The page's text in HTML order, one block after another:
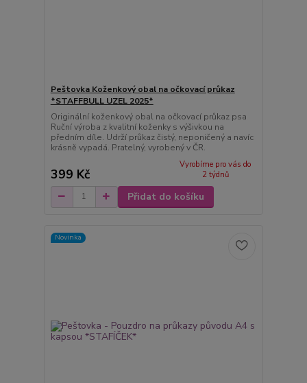
Peštovka Koženkový obal na očkovací průkaz
*STAFFBULL UZEL 2025*
Originální koženkový obal na očkovací průkaz psa
Ruční výroba z kvalitní koženky s výšivkou na
předním díle. Udrží průkaz čistý, neponičený a navíc
krásně vypadá. Pratelný, vyrobený v ČR.
399 Kč
Vyrobíme pro vás do
2 týdnů
Přidat do košíku
Novinka